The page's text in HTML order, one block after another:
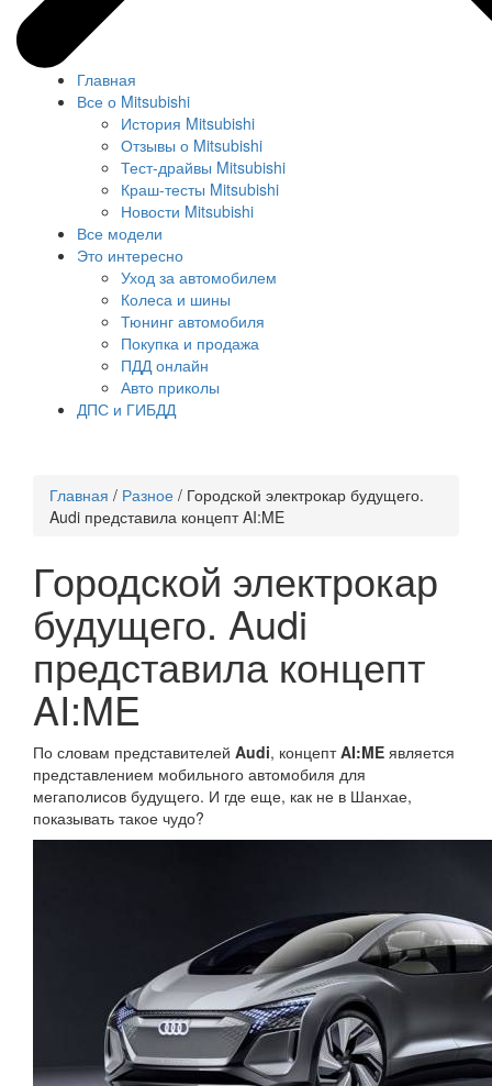
Главная
Все о Mitsubishi
История Mitsubishi
Отзывы о Mitsubishi
Тест-драйвы Mitsubishi
Краш-тесты Mitsubishi
Новости Mitsubishi
Все модели
Это интересно
Уход за автомобилем
Колеса и шины
Тюнинг автомобиля
Покупка и продажа
ПДД онлайн
Авто приколы
ДПС и ГИБДД
Главная / Разное / Городской электрокар будущего.
Audi представила концепт AI:ME
Городской электрокар
будущего. Audi
представила концепт
AI:ME
По словам представителей Audi, концептAI:ME является
представлением мобильного автомобиля для
мегаполисов будущего. И где еще, как не в Шанхае,
показывать такое чудо?